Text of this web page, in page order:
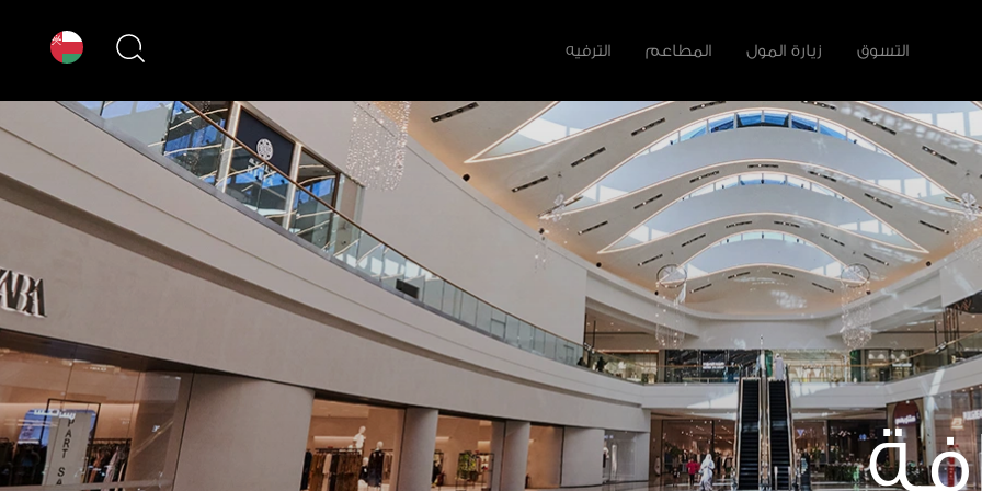
التسوق زيارة المول المطاعم الترفيه